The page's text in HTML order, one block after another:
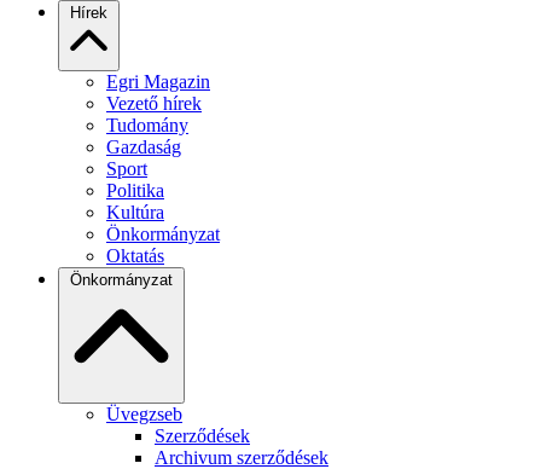
Hírek
Egri Magazin
Vezető hírek
Tudomány
Gazdaság
Sport
Politika
Kultúra
Önkormányzat
Oktatás
Önkormányzat
Üvegzseb
Szerződések
Archivum szerződések